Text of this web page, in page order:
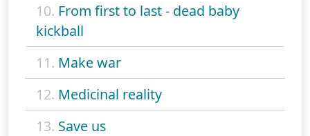
10. From first to last - dead baby
kickball
11. Make war
12. Medicinal reality
13. Save us